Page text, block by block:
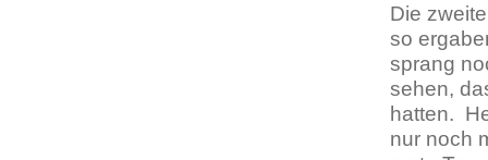
Die
so
sprang
sehen,
hatten.
nur noch